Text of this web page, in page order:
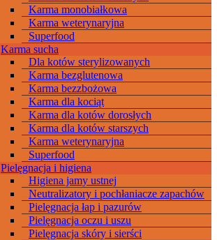
Karma monobiałkowa
Karma weterynaryjna
Superfood
Karma sucha
Dla kotów sterylizowanych
Karma bezglutenowa
Karma bezzbożowa
Karma dla kociąt
Karma dla kotów dorosłych
Karma dla kotów starszych
Karma weterynaryjna
Superfood
Pielęgnacja i higiena
Higiena jamy ustnej
Neutralizatory i pochłaniacze zapachów
Pielęgnacja łap i pazurów
Pielęgnacja oczu i uszu
Pielęgnacja skóry i sierści